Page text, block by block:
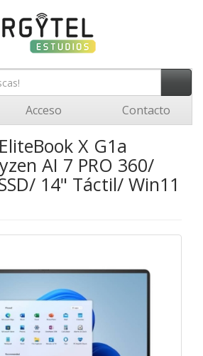
Acceso Contacto
X G1a
AI 7 PRO 360/
14" Táctil/ Win11